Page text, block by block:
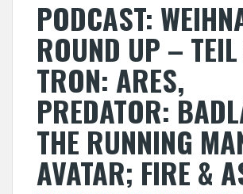
PODCAST:
ROUND UP –
TRON: ARES,
PREDATOR:
THE RUNNING
AVATAR; FIRE &